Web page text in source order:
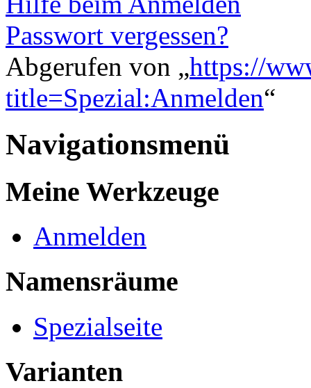
Passwort vergessen?
Abgerufen von „https://
title=Spezial:Anmelden“
Navigationsmenü
Meine Werkzeuge
Anmelden
Namensräume
Spezialseite
Varianten